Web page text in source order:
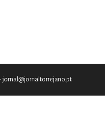
• jornal@jornaltorrejano.pt